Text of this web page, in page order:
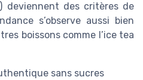
deviennent des critères de
s’observe aussi bien
boissons comme l’ice tea
sans sucres